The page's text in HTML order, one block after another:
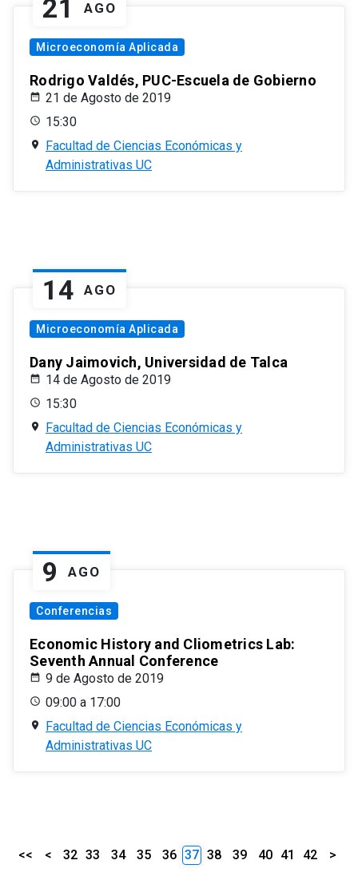
21 AGO
Microeconomía Aplicada
Rodrigo Valdés, PUC-Escuela de Gobierno
21 de Agosto de 2019
15:30
Facultad de Ciencias Económicas y
Administrativas UC
14 AGO
Microeconomía Aplicada
Dany Jaimovich, Universidad de Talca
14 de Agosto de 2019
15:30
Facultad de Ciencias Económicas y
Administrativas UC
9 AGO
Conferencias
Economic History and Cliometrics Lab:
Seventh Annual Conference
9 de Agosto de 2019
09:00 a 17:00
Facultad de Ciencias Económicas y
Administrativas UC
<< < 32 33 34 35 36 37 38 39 40 41 42 >